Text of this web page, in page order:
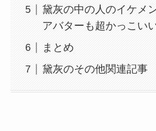
黛灰の中の人のイケメ
アバターも超かっこい
まとめ
黛灰のその他関連記事